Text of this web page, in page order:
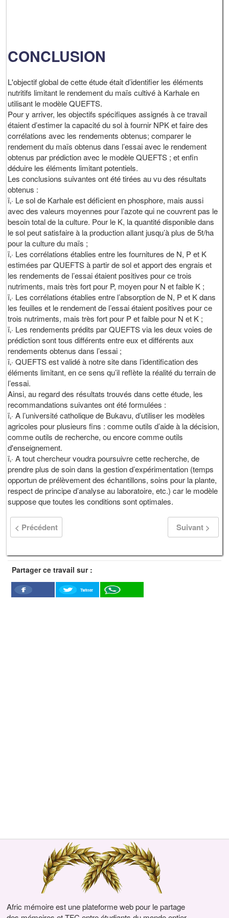
CONCLUSION
L'objectif global de cette étude était d’identifier les éléments
nutritifs limitant le rendement du maïs cultivé à Karhale en
utilisant le modèle QUEFTS.
Pour y arriver, les objectifs spécifiques assignés à ce travail
étaient d’estimer la capacité du sol à fournir NPK et faire des
corrélations avec les rendements obtenus; comparer le
rendement du maïs obtenus dans l’essai avec le rendement
obtenus par prédiction avec le modèle QUEFTS ; et enfin
déduire les éléments limitant potentiels.
Les conclusions suivantes ont été tirées au vu des résultats
obtenus :
ï‚· Le sol de Karhale est déficient en phosphore, mais aussi
avec des valeurs moyennes pour l’azote qui ne couvrent pas le
besoin total de la culture. Pour le K, la quantité disponible dans
le sol peut satisfaire à la production allant jusqu’à plus de 5t/ha
pour la culture du maïs ;
ï‚· Les corrélations établies entre les fournitures de N, P et K
estimées par QUEFTS à partir de sol et apport des engrais et
les rendements de l’essai étaient positives pour ce trois
nutriments, mais très fort pour P, moyen pour N et faible K ;
ï‚· Les corrélations établies entre l’absorption de N, P et K dans
les feuilles et le rendement de l’essai étaient positives pour ce
trois nutriments, mais très fort pour P et faible pour N et K ;
ï‚· Les rendements prédits par QUEFTS via les deux voies de
prédiction sont tous différents entre eux et différents aux
rendements obtenus dans l’essai ;
ï‚· QUEFTS est validé à notre site dans l’identification des
éléments limitant, en ce sens qu’il reflète la réalité du terrain de
l’essai.
Ainsi, au regard des résultats trouvés dans cette étude, les
recommandations suivantes ont été formulées :
ï‚· A l’université catholique de Bukavu, d’utiliser les modèles
agricoles pour plusieurs fins : comme outils d’aide à la décision,
comme outils de recherche, ou encore comme outils
d'enseignement.
ï‚· A tout chercheur voudra poursuivre cette recherche, de
prendre plus de soin dans la gestion d’expérimentation (temps
opportun de prélèvement des échantillons, soins pour la plante,
respect de principe d’analyse au laboratoire, etc.) car le modèle
suppose que toutes les conditions sont optimales.
< Précédent Suivant >
Partager ce travail sur :
Facebook
Twitter
Afric mémoire est une plateforme web pour le partage